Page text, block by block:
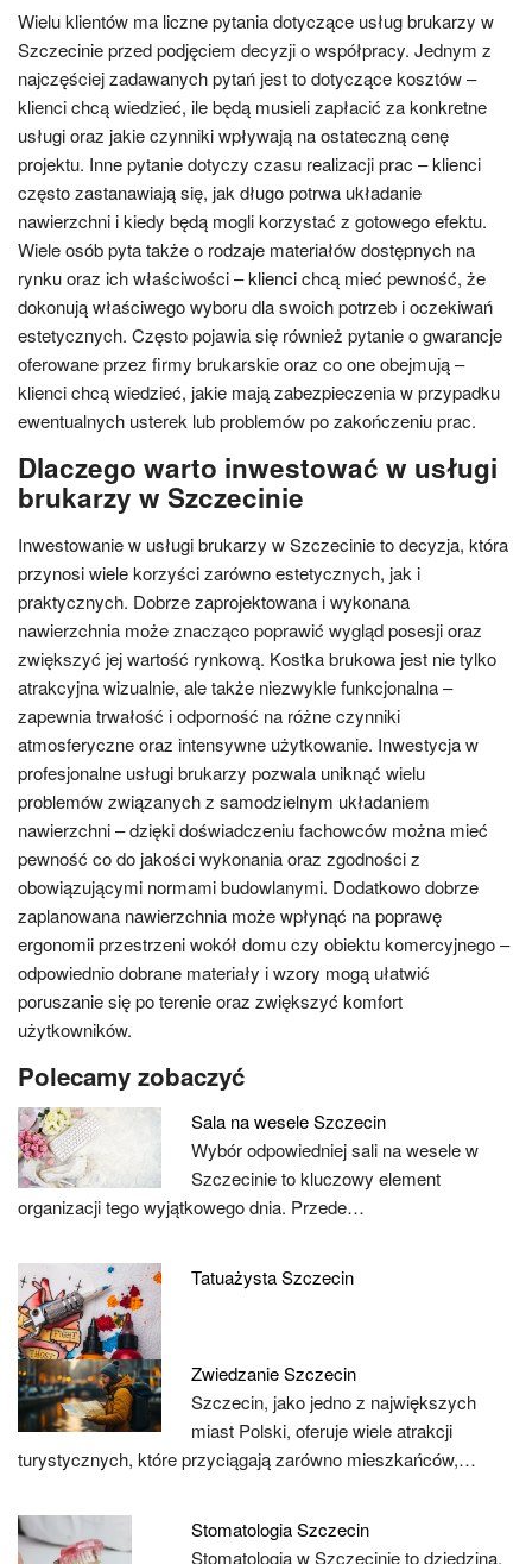
Wielu klientów ma liczne pytania dotyczące usług brukarzy w
Szczecinie przed podjęciem decyzji o współpracy. Jednym z
najczęściej zadawanych pytań jest to dotyczące kosztów –
klienci chcą wiedzieć, ile będą musieli zapłacić za konkretne
usługi oraz jakie czynniki wpływają na ostateczną cenę
projektu. Inne pytanie dotyczy czasu realizacji prac – klienci
często zastanawiają się, jak długo potrwa układanie
nawierzchni i kiedy będą mogli korzystać z gotowego efektu.
Wiele osób pyta także o rodzaje materiałów dostępnych na
rynku oraz ich właściwości – klienci chcą mieć pewność, że
dokonują właściwego wyboru dla swoich potrzeb i oczekiwań
estetycznych. Często pojawia się również pytanie o gwarancje
oferowane przez firmy brukarskie oraz co one obejmują –
klienci chcą wiedzieć, jakie mają zabezpieczenia w przypadku
ewentualnych usterek lub problemów po zakończeniu prac.
Dlaczego warto inwestować w usługi
brukarzy w Szczecinie
Inwestowanie w usługi brukarzy w Szczecinie to decyzja, która
przynosi wiele korzyści zarówno estetycznych, jak i
praktycznych. Dobrze zaprojektowana i wykonana
nawierzchnia może znacząco poprawić wygląd posesji oraz
zwiększyć jej wartość rynkową. Kostka brukowa jest nie tylko
atrakcyjna wizualnie, ale także niezwykle funkcjonalna –
zapewnia trwałość i odporność na różne czynniki
atmosferyczne oraz intensywne użytkowanie. Inwestycja w
profesjonalne usługi brukarzy pozwala uniknąć wielu
problemów związanych z samodzielnym układaniem
nawierzchni – dzięki doświadczeniu fachowców można mieć
pewność co do jakości wykonania oraz zgodności z
obowiązującymi normami budowlanymi. Dodatkowo dobrze
zaplanowana nawierzchnia może wpłynąć na poprawę
ergonomii przestrzeni wokół domu czy obiektu komercyjnego –
odpowiednio dobrane materiały i wzory mogą ułatwić
poruszanie się po terenie oraz zwiększyć komfort
użytkowników.
Polecamy zobaczyć
Sala na wesele Szczecin
Wybór odpowiedniej sali na wesele w
Szczecinie to kluczowy element
organizacji tego wyjątkowego dnia. Przede…
Tatuażysta Szczecin
Zwiedzanie Szczecin
Szczecin, jako jedno z największych
miast Polski, oferuje wiele atrakcji
turystycznych, które przyciągają zarówno mieszkańców,…
Stomatologia Szczecin
Stomatologia w Szczecinie to dziedzina,